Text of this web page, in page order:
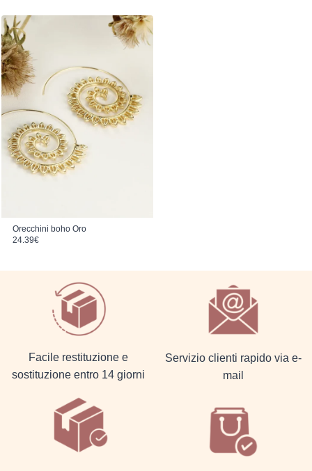
Orecchini boho Oro
24.39€
Facile restituzione e
sostituzione entro 14 giorni
Servizio clienti rapido via e-
mail